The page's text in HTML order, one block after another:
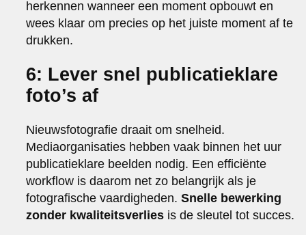
herkennen wanneer een moment opbouwt en
wees klaar om precies op het juiste moment af te
drukken.
6: Lever snel publicatieklare
foto’s af
Nieuwsfotografie draait om snelheid.
Mediaorganisaties hebben vaak binnen het uur
publicatieklare beelden nodig. Een efficiënte
workflow is daarom net zo belangrijk als je
fotografische vaardigheden.Snelle bewerking
zonder kwaliteitsverlies is de sleutel tot succes.